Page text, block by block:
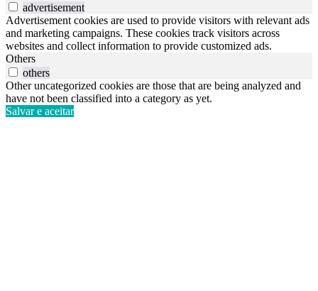
advertisement
Advertisement cookies are used to provide visitors with relevant ads
and marketing campaigns. These cookies track visitors across
websites and collect information to provide customized ads.
Others
others
Other uncategorized cookies are those that are being analyzed and
have not been classified into a category as yet.
Salvar e aceitar